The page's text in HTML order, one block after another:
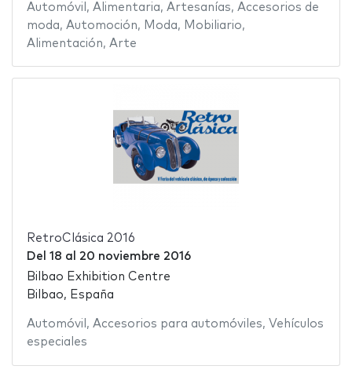
Automóvil , Alimentaria, Artesanías, Accesorios de
moda, Automoción, Moda, Mobiliario,
Alimentación, Arte
RetroClásica 2016
Del 18 al 20 noviembre 2016
Bilbao Exhibition Centre
Bilbao, España
Automóvil , Accesorios para automóviles, Vehículos
especiales